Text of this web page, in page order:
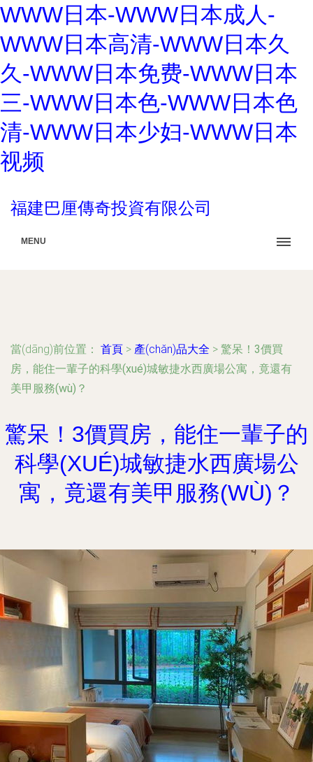
WWW日本-WWW日本成人-
WWW日本高清-WWW日本久
久-WWW日本免费-WWW日本
三-WWW日本色-WWW日本色
清-WWW日本少妇-WWW日本
视频
福建巴厘傳奇投資有限公司
MENU
當(dāng)前位置： 首頁 > 產(chǎn)品大全 > 驚呆！3價買
房，能住一輩子的科學(xué)城敏捷水西廣場公寓，竟還有
美甲服務(wù)？
驚呆！3價買房，能住一輩子的
科學(XUÉ)城敏捷水西廣場公
寓，竟還有美甲服務(WÙ)？